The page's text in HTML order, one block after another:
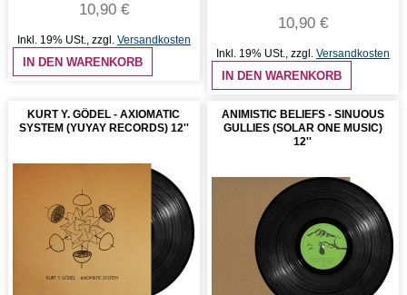
10,90 €
Inkl. 19% USt., zzgl. Versandkosten
IN DEN WARENKORB
10,90 €
Inkl. 19% USt., zzgl. Versandkosten
IN DEN WARENKORB
KURT Y. GÖDEL - AXIOMATIC
SYSTEM (YUYAY RECORDS) 12''
ANIMISTIC BELIEFS - SINUOUS
GULLIES (SOLAR ONE MUSIC)
12''